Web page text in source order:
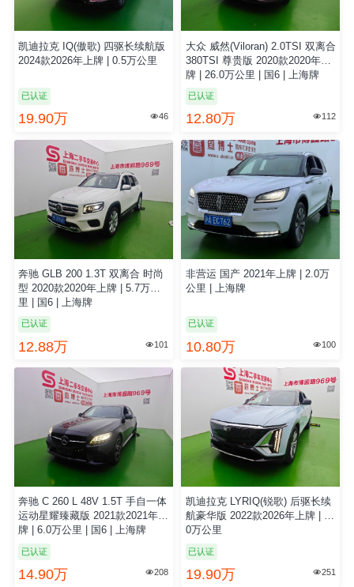
凯迪拉克 IQ(傲歌) 四驱长续航版
2024款2026年上牌 | 0.5万公里
已认证
19.90万 46
大众 威然(Viloran) 2.0TSI 双离合
380TSI 尊贵版 2020款2020年上
牌 | 26.0万公里 | 国6 | 上海牌
已认证
12.80万  112
奔驰 GLB 200 1.3T 双离合 时尚
型 2020款2020年上牌 | 5.7万公
里 | 国6 | 上海牌
已认证
12.88万  101
非营运 国产 2021年上牌 | 2.0万
公里 | 上海牌
已认证
10.80万  100
奔驰 C 260 L 48V 1.5T 手自一体
运动星耀臻藏版 2021款2021年上
牌 | 6.0万公里 | 国6 | 上海牌
已认证
14.90万 208
凯迪拉克 LYRIQ(锐歌) 后驱长续
航豪华版 2022款2026年上牌 | 1.
0万公里
已认证
19.90万 251